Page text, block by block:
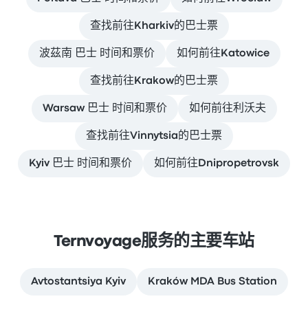
查找前往Kharkiv的巴士票
波茲南 巴士 时间和票价 如何前往Katowice
查找前往Krakow的巴士票
Warsaw 巴士 时间和票价 如何前往利沃夫
查找前往Vinnytsia的巴士票
Kyiv 巴士 时间和票价 如何前往Dnipropetrovsk
Ternvoyage服务的主要车站
Avtostantsiya Kyiv Kraków MDA Bus Station